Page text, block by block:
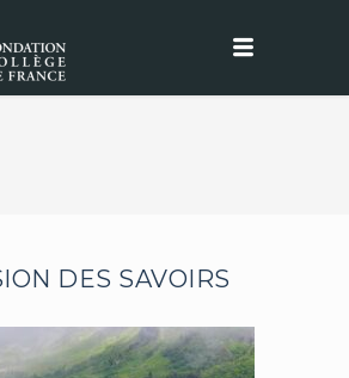
DES SAVOIRS